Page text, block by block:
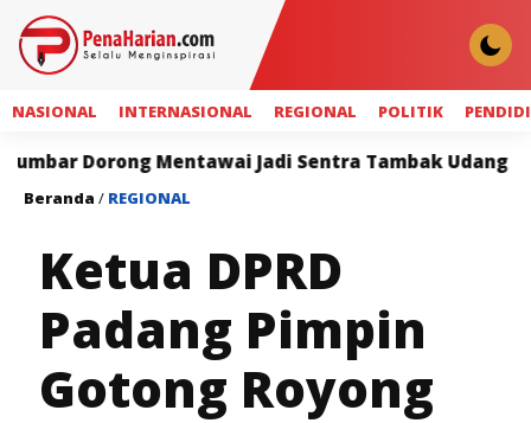
NASIONAL INTERNASIONAL REGIONAL POLITIK
Dorong Mentawai Jadi Sentra Tambak Udang
Beranda / REGIONAL
Ketua DPRD
Padang Pimpin
Gotong Royong